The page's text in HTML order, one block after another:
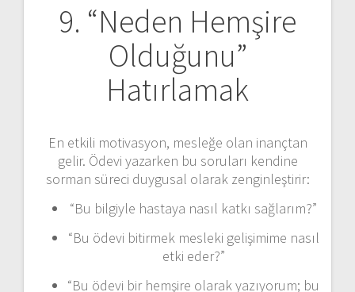
9. “Neden Hemşire
Olduğunu”
Hatırlamak
En etkili motivasyon, mesleğe olan inançtan
gelir. Ödevi yazarken bu soruları kendine
sorman süreci duygusal olarak zenginleştirir:
“Bu bilgiyle hastaya nasıl katkı sağlarım?”
“Bu ödevi bitirmek mesleki gelişimime nasıl
etki eder?”
“Bu ödevi bir hemşire olarak yazıyorum; bu